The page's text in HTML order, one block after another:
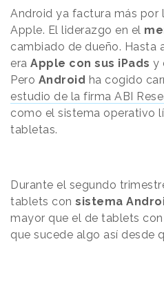
Android ya factura más por
Apple. El liderazgo en el
cambiado de dueño. Hasta
era Apple con sus iPads y
Pero Android ha cogido
estudio de la firma ABI
como el sistema operativo
tabletas.
Durante el segundo
tablets con sistema
mayor que el de tablets
que sucede algo así desde